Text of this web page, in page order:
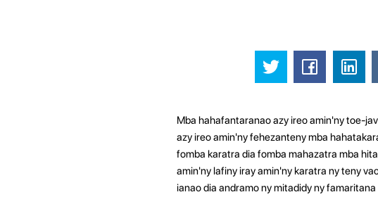
Mba hahafantaranao azy ireo amin'ny toe-
azy ireo amin'ny fehezanteny mba
fomba karatra dia fomba mahazatra mba
amin'ny lafiny iray amin'ny karatra ny teny
ianao dia andramo ny mitadidy ny famaritana